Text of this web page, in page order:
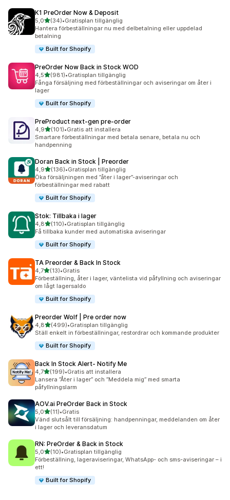
K1 PreOrder Now & Deposit
5,0av 5 stjärnor
(34)
34 recensioner totalt
•Gratisplan tillgänglig
Hantera förbeställningar nu med delbetalning eller uppdelad
betalning
Built for Shopify
PreOrder Now Back in Stock WOD
4,5av 5 stjärnor
(981)
981 recensioner totalt
•Gratisplan tillgänglig
Fånga försäljning med förbeställningar och aviseringar om åter i
lager
Built for Shopify
PreProduct next‑gen pre‑order
4,9av 5 stjärnor
(101)
101 recensioner totalt
•Gratis att installera
Smartare förbeställningar med betala senare, betala nu och
handpenning
Doran Back in Stock | Preorder
4,9av 5 stjärnor
(136)
136 recensioner totalt
•Gratisplan tillgänglig
Öka försäljningen med ”åter i lager”-aviseringar och
förbeställningar med rabatt
Built for Shopify
Stok: Tillbaka i lager
4,8av 5 stjärnor
(110)
110 recensioner totalt
•Gratisplan tillgänglig
Få tillbaka kunder med automatiska aviseringar
Built for Shopify
TA Preorder & Back In Stock
4,7av 5 stjärnor
(13)
13 recensioner totalt
•Gratis
Förbeställning, åter i lager, väntelista vid påfyllning och aviseringar
om lågt lagersaldo
Built for Shopify
Preorder Wolf | Pre order now
4,8av 5 stjärnor
(499)
499 recensioner totalt
•Gratisplan tillgänglig
Ställ enkelt in förbeställningar, restordrar och kommande produkter
Built for Shopify
Back In Stock Alert‑ Notify Me
4,7av 5 stjärnor
(199)
199 recensioner totalt
•Gratis att installera
Lansera ”Åter i lager” och ”Meddela mig” med smarta
påfyllningslarm
AOV.ai PreOrder Back in Stock
5,0av 5 stjärnor
(11)
11 recensioner totalt
•Gratis
Vänd slutsålt till försäljning: handpenningar, meddelanden om åter
i lager och leveransdatum
RN: PreOrder & Back in Stock
5,0av 5 stjärnor
(10)
10 recensioner totalt
•Gratisplan tillgänglig
Förbeställning, lageraviseringar, WhatsApp- och sms-aviseringar – i
ett!
Built for Shopify